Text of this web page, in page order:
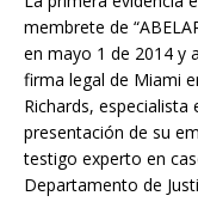
membrete de
en mayo 1 de 2014 y
firma legal de Miami
Richards,
presentación de su
testigo experto en
Departamento de